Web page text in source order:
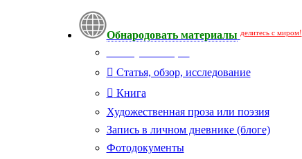
Обнародовать материалы делитесь с миром!
Статья, обзор, исследование
Книга
Художественная проза или поэзия
Запись в личном дневнике (блоге)
Фотодокументы